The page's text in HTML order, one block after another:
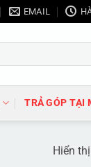
EMAIL
TRẢ GÓP TẠI
Hiển